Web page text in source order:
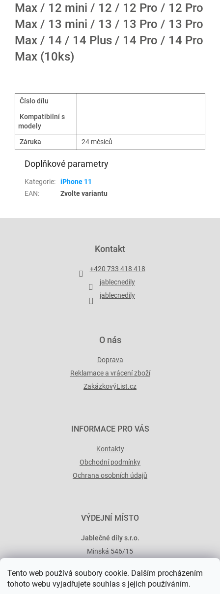
Tento web používá soubory cookie. Dalším procházením
tohoto webu vyjadřujete souhlas s jejich používáním.
Max / 12 mini / 12 / 12 Pro / 12 Pro
Max / 13 mini / 13 / 13 Pro / 13 Pro
Max / 14 / 14 Plus / 14 Pro / 14 Pro
Max (10ks)
Číslo dílu
Kompatibilní s
modely
Záruka
24 měsíců
Doplňkové parametry
Kategorie:
iPhone 11
EAN: Zvolte variantu
Kontakt
+420 733 418 418
jablecnedily
jablecnedily
O nás
Doprava
Reklamace a vrácení zboží
ZakázkovýList.cz
INFORMACE PRO VÁS
Kontakty
Obchodní podmínky
Ochrana osobních údajů
VÝDEJNÍ MÍSTO
Jablečné díly s.r.o.
Minská 546/15